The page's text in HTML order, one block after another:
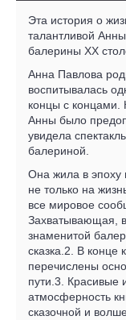
Эта история о
талантливой
балерины XX
Анна Павлова
воспитывалась
концы с концами.
Анны было
увидела
балериной.
Она жила в эпоху
не только на
все мировое
Захватывающая,
знаменитой
сказка.2. В конце
перечислены
пути.3. Красивые
атмосферность
сказочной и